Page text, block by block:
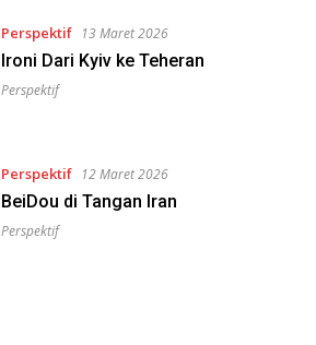
Perspektif 13 Maret 2026
Ironi Dari Kyiv ke Teheran
Perspektif
Perspektif 12 Maret 2026
BeiDou di Tangan Iran
Perspektif